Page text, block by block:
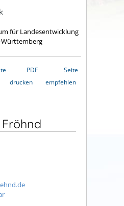
für Landesentwicklung
PDF
drucken
Seite
empfehlen